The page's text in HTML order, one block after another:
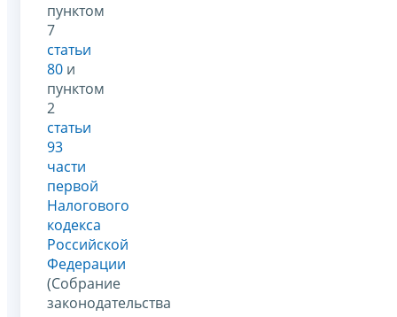
пунктом
7
статьи
80 и
пунктом
2
статьи
93
части
первой
Налогового
кодекса
Российской
Федерации
(Собрание
законодательства